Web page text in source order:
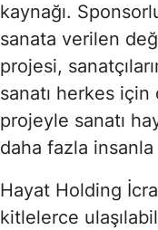
kaynağı.
sanata verilen
projesi,
sanatı herkes
projeyle sanatı
daha fazla
Hayat Holding İcra
kitlelerce